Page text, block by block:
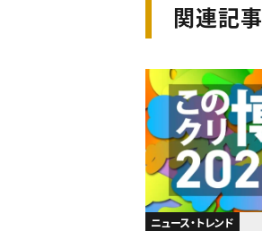
関連記事
ニュース・トレンド